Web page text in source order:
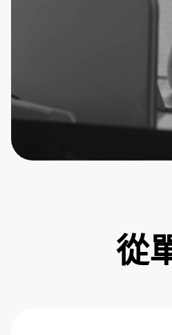
從